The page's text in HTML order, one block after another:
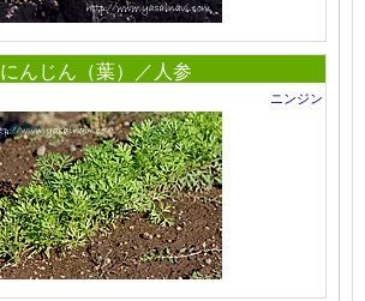
にんじん（葉）／人参
ニンジン